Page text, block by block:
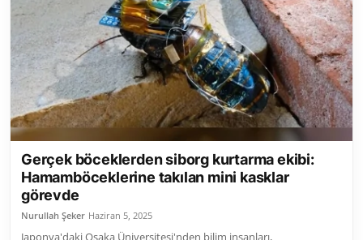
Toplum ve Yaşam
Sivil Toplum Kuruluşları
Kamu Kurumları ve Üst Kurullar
Resmi Reklamlar
Gerçek böceklerden siborg kurtarma ekibi:
Hamamböceklerine takılan mini kasklar
görevde
Nurullah Şeker Haziran 5, 2025
Japonya'daki Osaka Üniversitesi'nden bilim insanları,